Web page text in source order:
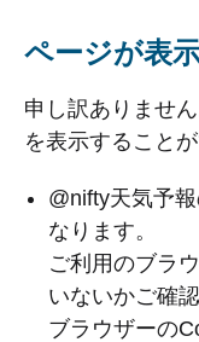
ページが表
申し訳ありませ
を表示すること
@nifty天気予
なります。
ご利用のブラ
いないかご確
ブラウザーの